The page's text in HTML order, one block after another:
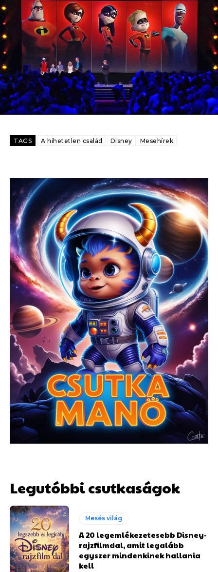
TAGS A hihetetlen család Disney Mesehírek
Legutóbbi csutkaságok
Mesés világ
A 20 legemlékezetesebb Disney-
rajzfilmdal, amit legalább
egyszer mindenkinek hallania
kell